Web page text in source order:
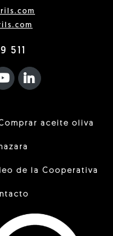
511
F
YOUTUBEFA LINKEDIN
aceite oliva
de la Cooperativa